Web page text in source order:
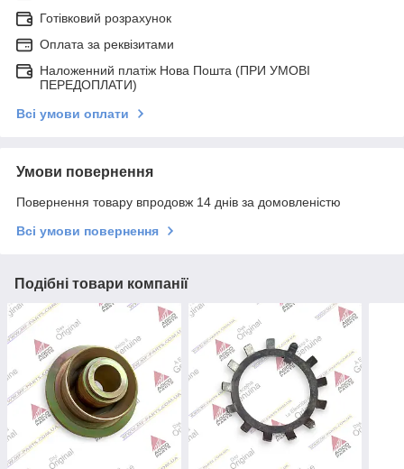
Готівковий розрахунок
Оплата за реквізитами
Наложенний платіж Нова Пошта (ПРИ УМОВІ
ПЕРЕДОПЛАТИ)
Всі умови оплати
Умови повернення
Повернення товару впродовж 14 днів за домовленістю
Всі умови повернення
Подібні товари компанії